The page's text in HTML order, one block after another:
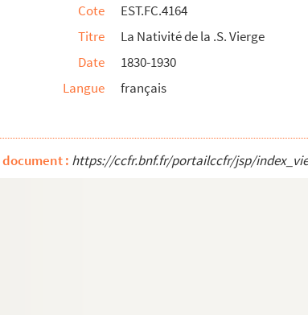
de la Paroisse de Notre-Dame
le jeu de l'oie ordinaire
de Belfort va paraître
pour nous ; qui avons recours à vous.
le 28 février 1907
le 28 février 1907
américaine
Suisses, pour la Bataille où ils l'engagèrent, après...
Cote
EST.FC.4164
Titre
La Nativité de la .S. Vierge
Date
1830-1930
Langue
français
document : https://ccfr.bnf.fr/portailccfr/jsp/